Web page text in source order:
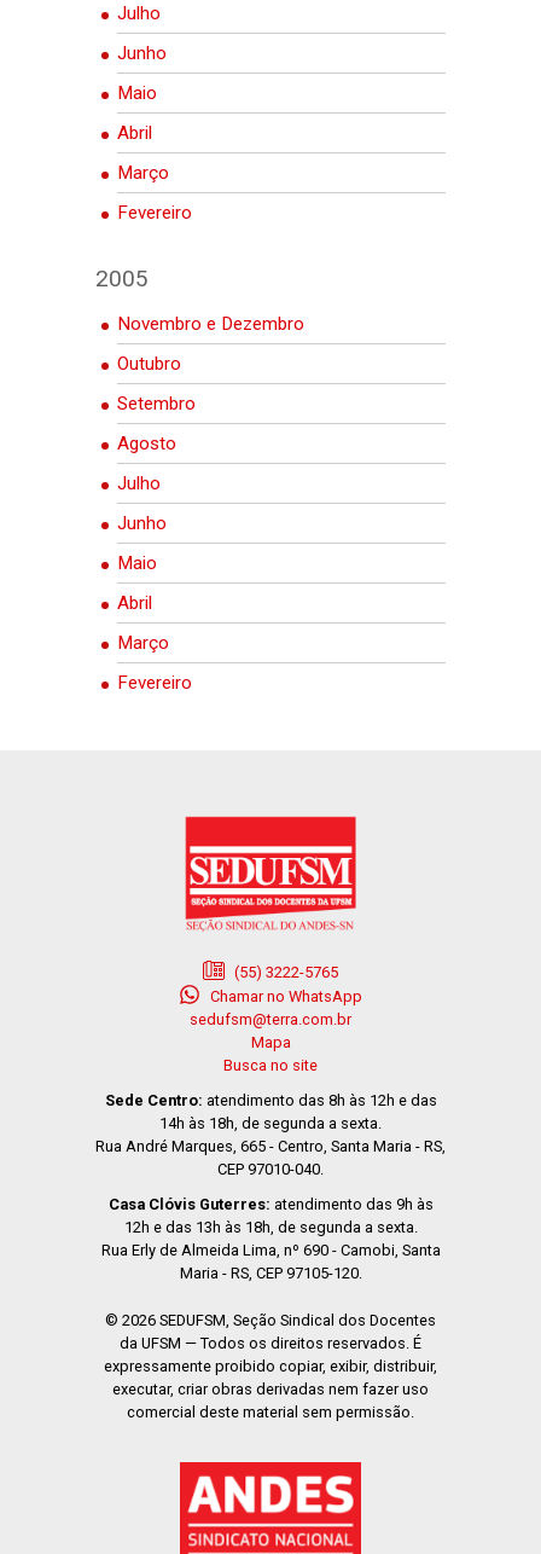
Julho
Junho
Maio
Abril
Março
Fevereiro
2005
Novembro e Dezembro
Outubro
Setembro
Agosto
Julho
Junho
Maio
Abril
Março
Fevereiro
(55) 3222-5765
Chamar no WhatsApp
sedufsm@terra.com.br
Mapa
Busca no site
Sede Centro: atendimento das 8h às 12h e das
14h às 18h, de segunda a sexta.
Rua André Marques, 665 - Centro, Santa Maria - RS,
CEP 97010-040.
Casa Clóvis Guterres: atendimento das 9h às
12h e das 13h às 18h, de segunda a sexta.
Rua Erly de Almeida Lima, nº 690 - Camobi, Santa
Maria - RS, CEP 97105-120.
© 2026 SEDUFSM, Seção Sindical dos Docentes
da UFSM — Todos os direitos reservados. É
expressamente proibido copiar, exibir, distribuir,
executar, criar obras derivadas nem fazer uso
comercial deste material sem permissão.